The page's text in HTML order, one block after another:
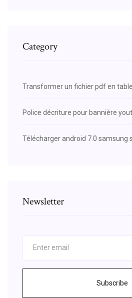
Category
Transformer un fichier pdf en
Police décriture pour bannière
Télécharger android 7.0 samsung
Newsletter
Subscribe